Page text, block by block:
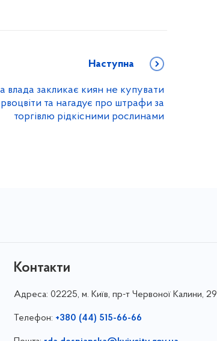
Наступна
влада закликає киян не купувати
та нагадує про штрафи за
торгівлю рідкісними рослинами
Контакти
Адреса: 02225, м. Київ, пр-т Червоної Калини, 29
Телефон: +380 (44) 515-66-66